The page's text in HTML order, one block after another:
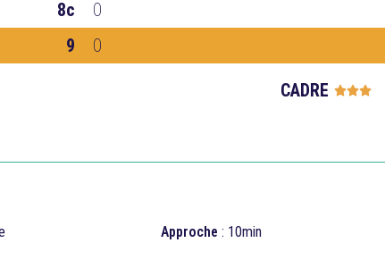
8c
0
9
0
CADRE 
Approche : 10min